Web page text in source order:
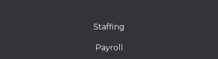
Staffing
Payroll